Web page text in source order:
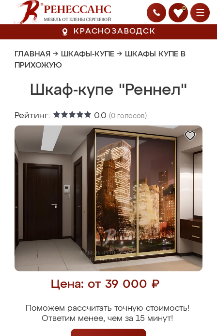
0
КРАСНОЗАВОДСК
ГЛАВНАЯ → ШКАФЫ-КУПЕ → ШКАФЫ КУПЕ В
ПРИХОЖУЮ
Шкаф-купе "Реннел"
Рейтинг: 0.0 (0 голосов)
Цена: от 39 000 ₽
Поможем рассчитать точную стоимость!
Ответим менее, чем за 15 минут!